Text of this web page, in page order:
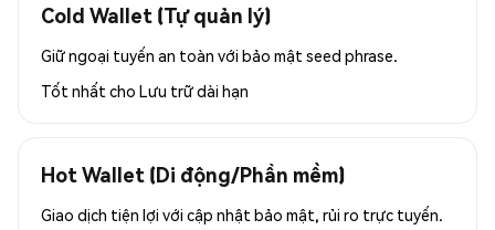
Cold Wallet (Tự quản lý)
Giữ ngoại tuyến an toàn với bảo mật seed phrase.
Tốt nhất cho Lưu trữ dài hạn
Hot Wallet (Di động/Phần mềm)
Giao dịch tiện lợi với cập nhật bảo mật, rủi ro trực tuyến.